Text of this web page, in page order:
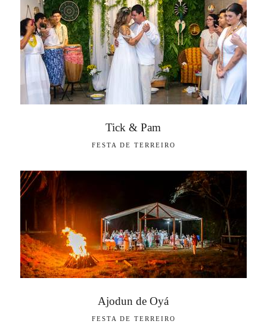
Tick & Pam
FESTA DE TERREIRO
Ajodun de Oyá
FESTA DE TERREIRO